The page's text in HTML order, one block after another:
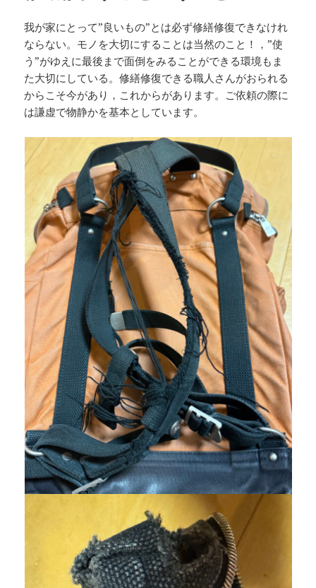
我が家にとって”良いもの”とは必ず修繕修復できなけれ
ならない。モノを大切にすることは当然のこと！，”使
う”がゆえに最後まで面倒をみることができる環境もま
た大切にしている。修繕修復できる職人さんがおられる
からこそ今があり，これからがあります。ご依頼の際に
は謙虚で物静かを基本としています。